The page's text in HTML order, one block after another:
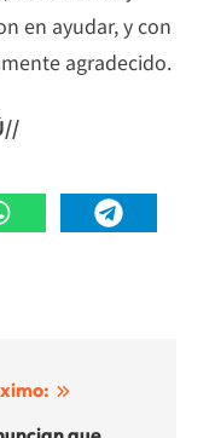
en ayudar, y con
agradecido.